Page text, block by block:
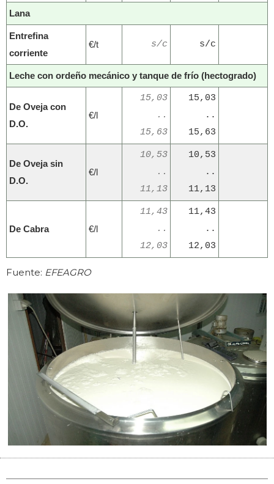
Lana
Entrefina
corriente
€/t s/c s/c
Leche con ordeño mecánico y tanque de frío (hectogrado)
De Oveja con
D.O.
€/l
15,03
..
15,63
15,03
..
15,63
De Oveja sin
D.O.
€/l
10,53
..
11,13
10,53
..
11,13
De Cabra €/l
11,43
..
12,03
11,43
..
12,03
Fuente: EFEAGRO